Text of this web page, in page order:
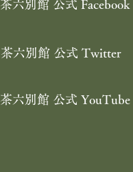
茶六別館 公式 Facebook
茶六別館 公式 Twitter
茶六別館 公式 YouTube